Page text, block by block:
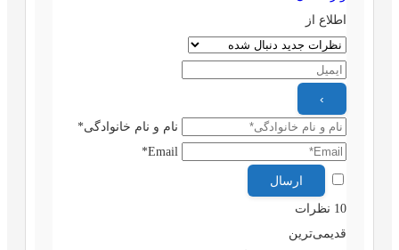
اطلاع از
نام و نام خانوادگی*
Email*
10 نظرات
قدیمی‌ترین